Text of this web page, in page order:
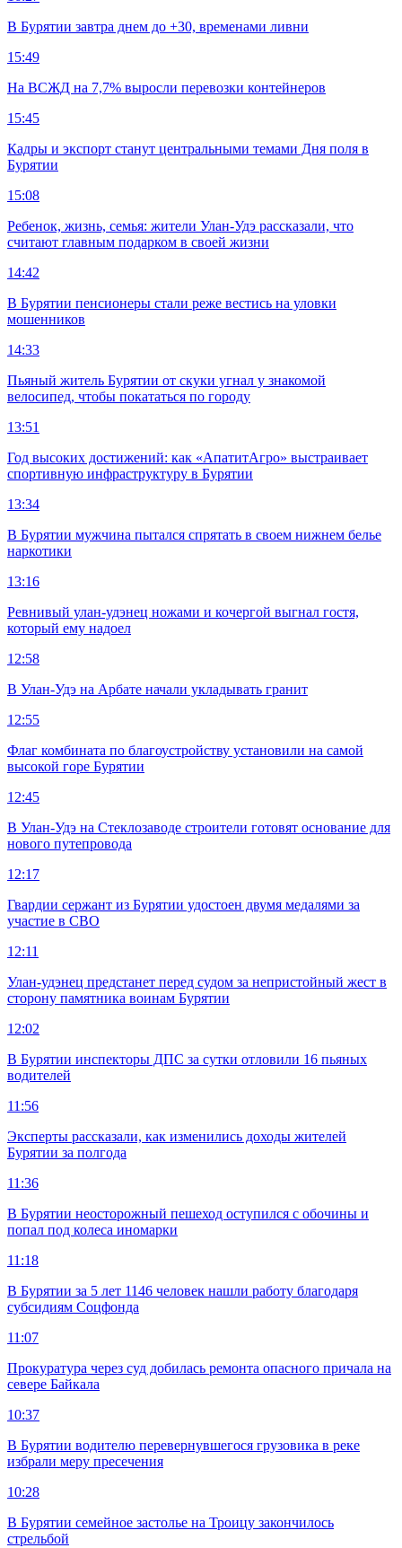
В Бурятии завтра днем до +30, временами ливни
15:49
На ВСЖД на 7,7% выросли перевозки контейнеров
15:45
Кадры и экспорт станут центральными темами Дня поля в
Бурятии
15:08
Ребенок, жизнь, семья: жители Улан-Удэ рассказали, что
считают главным подарком в своей жизни
14:42
В Бурятии пенсионеры стали реже вестись на уловки
мошенников
14:33
Пьяный житель Бурятии от скуки угнал у знакомой
велосипед, чтобы покататься по городу
13:51
Год высоких достижений: как «АпатитАгро» выстраивает
спортивную инфраструктуру в Бурятии
13:34
В Бурятии мужчина пытался спрятать в своем нижнем белье
наркотики
13:16
Ревнивый улан-удэнец ножами и кочергой выгнал гостя,
который ему надоел
12:58
В Улан-Удэ на Арбате начали укладывать гранит
12:55
Флаг комбината по благоустройству установили на самой
высокой горе Бурятии
12:45
В Улан-Удэ на Стеклозаводе строители готовят основание для
нового путепровода
12:17
Гвардии сержант из Бурятии удостоен двумя медалями за
участие в СВО
12:11
Улан-удэнец предстанет перед судом за непристойный жест в
сторону памятника воинам Бурятии
12:02
В Бурятии инспекторы ДПС за сутки отловили 16 пьяных
водителей
11:56
Эксперты рассказали, как изменились доходы жителей
Бурятии за полгода
11:36
В Бурятии неосторожный пешеход оступился с обочины и
попал под колеса иномарки
11:18
В Бурятии за 5 лет 1146 человек нашли работу благодаря
субсидиям Соцфонда
11:07
Прокуратура через суд добилась ремонта опасного причала на
севере Байкала
10:37
В Бурятии водителю перевернувшегося грузовика в реке
избрали меру пресечения
10:28
В Бурятии семейное застолье на Троицу закончилось
стрельбой